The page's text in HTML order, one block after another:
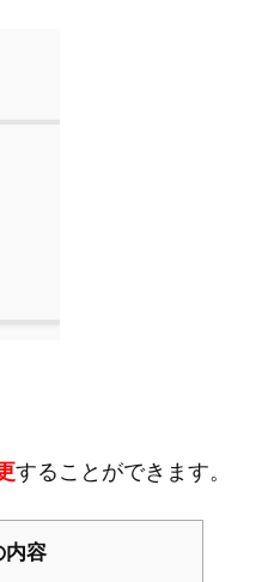
することができます。
内容